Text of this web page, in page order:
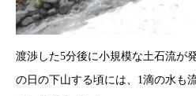
渡渉した5分後に小規模な土石流が
の日の下山する頃には、1滴の水も